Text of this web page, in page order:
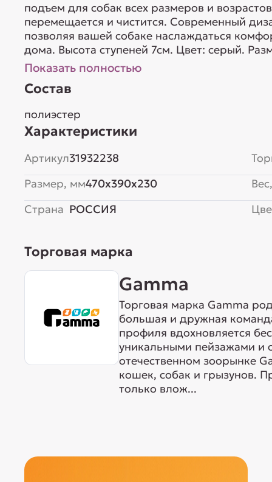
подъем для собак всех размеров и
перемещается и чистится. Современный
позволяя вашей собаке наслаждаться
дома. Высота ступеней 7см. Цвет: серый.
Показать полностью
Состав
полиэстер
Характеристики
Артикул31932238
Размер, мм470x390x230
Страна РОССИЯ
Торговая марка
Gamma
Торговая марка Gamma
большая и дружная
профиля вдохновляется
уникальными пейзажами и
отечественном зоорынке
кошек, собак и грызунов.
только влож...